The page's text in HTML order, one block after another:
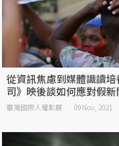
從資訊焦慮到媒體識讀
司》映後談如何應對假新
臺灣國際人權影展 09 Nov, 2021